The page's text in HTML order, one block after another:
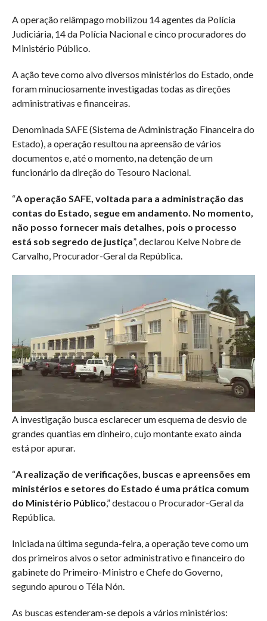
A operação relâmpago mobilizou 14 agentes da Polícia
Judiciária, 14 da Polícia Nacional e cinco procuradores do
Ministério Público.
A ação teve como alvo diversos ministérios do Estado, onde
foram minuciosamente investigadas todas as direções
administrativas e financeiras.
Denominada SAFE (Sistema de Administração Financeira do
Estado), a operação resultou na apreensão de vários
documentos e, até o momento, na detenção de um
funcionário da direção do Tesouro Nacional.
“A operação SAFE, voltada para a administração das
contas do Estado, segue em andamento. No momento,
não posso fornecer mais detalhes, pois o processo
está sob segredo de justiça”, declarou Kelve Nobre de
Carvalho, Procurador-Geral da República.
A investigação busca esclarecer um esquema de desvio de
grandes quantias em dinheiro, cujo montante exato ainda
está por apurar.
“A realização de verificações, buscas e apreensões em
ministérios e setores do Estado é uma prática comum
do Ministério Público,” destacou o Procurador-Geral da
República.
Iniciada na última segunda-feira, a operação teve como um
dos primeiros alvos o setor administrativo e financeiro do
gabinete do Primeiro-Ministro e Chefe do Governo,
segundo apurou o Téla Nón.
As buscas estenderam-se depois a vários ministérios: